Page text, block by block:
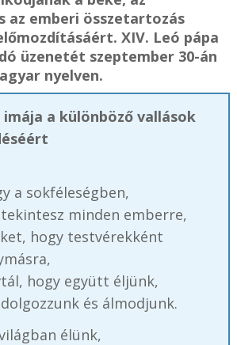
az emberi összetartozás
XIV. Leó pápa
üzenetét szeptember 30-án
nyelven.
imája a különböző vallások
a sokféleségben,
minden emberre,
hogy testvérekként
hogy együtt éljünk,
és álmodjunk.
élünk,